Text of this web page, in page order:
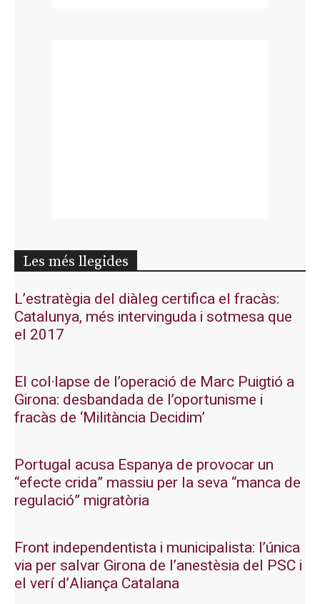
Les més llegides
L’estratègia del diàleg certifica el fracàs:
Catalunya, més intervinguda i sotmesa que
el 2017
El col·lapse de l’operació de Marc Puigtió a
Girona: desbandada de l’oportunisme i
fracàs de ‘Militància Decidim’
Portugal acusa Espanya de provocar un
“efecte crida” massiu per la seva “manca de
regulació” migratòria
Front independentista i municipalista: l’única
via per salvar Girona de l’anestèsia del PSC i
el verí d’Aliança Catalana